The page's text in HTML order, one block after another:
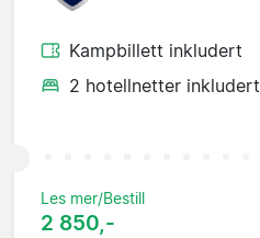
Kampbillett inkludert
2 hotellnetter inkludert
Les mer/Bestill
2 850,-